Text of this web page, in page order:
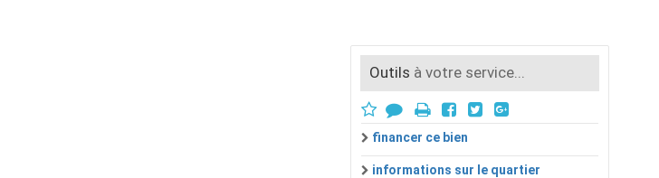
Outils à votre service...
financer ce bien
informations sur le quartier